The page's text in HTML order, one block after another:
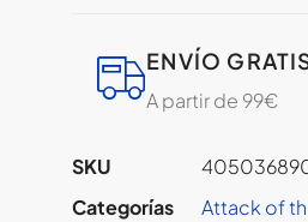
ENVÍO
A partir de 99€
SKU
Categorías
Attack of